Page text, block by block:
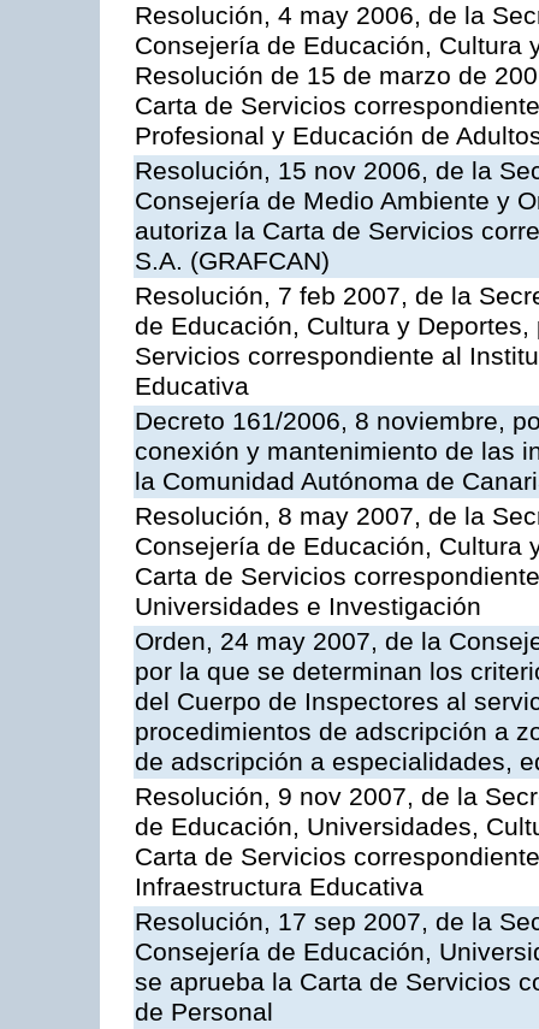
Resolución, 4 may 2006, de la
Consejería de Educación, Cultura
Resolución de 15 de marzo de
Carta de Servicios
Profesional y Educación de
Resolución, 15 nov 2006, de la
Consejería de Medio Ambiente y
autoriza la Carta de Servicios
S.A. (GRAFCAN)
Resolución, 7 feb 2007, de la
de Educación, Cultura y
Servicios correspondiente al
Educativa
Decreto 161/2006, 8 noviembre,
conexión y mantenimiento de las
la Comunidad Autónoma de
Resolución, 8 may 2007, de la
Consejería de Educación, Cultura
Carta de Servicios
Universidades e Investigación
Orden, 24 may 2007, de la
por la que se determinan los
del Cuerpo de Inspectores al
procedimientos de adscripción a
de adscripción a especialidades,
Resolución, 9 nov 2007, de la
de Educación, Universidades,
Carta de Servicios
Infraestructura Educativa
Resolución, 17 sep 2007, de la
Consejería de Educación,
se aprueba la Carta de Servicios
de Personal